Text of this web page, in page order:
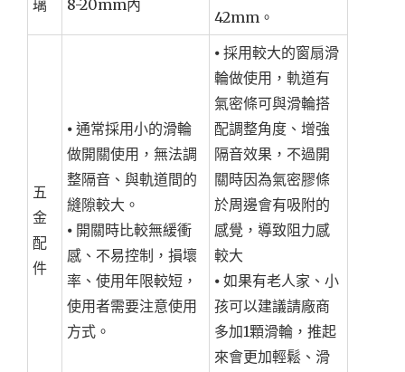
璃
8-20mm內
42mm。
五
金
配
件
⦁ 通常採用小的滑輪
做開關使用，無法調
整隔音、與軌道間的
縫隙較大。
⦁ 開關時比較無緩衝
感、不易控制，損壞
率、使用年限較短，
使用者需要注意使用
方式。
⦁ 採用較大的窗扇滑
輪做使用，軌道有
氣密條可與滑輪搭
配調整角度、增強
隔音效果，不過開
關時因為氣密膠條
於周邊會有吸附的
感覺，導致阻力感
較大
⦁ 如果有老人家、小
孩可以建議請廠商
多加1顆滑輪，推起
來會更加輕鬆、滑